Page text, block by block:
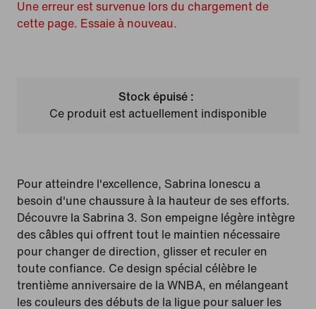
Une erreur est survenue lors du chargement de
cette page. Essaie à nouveau.
Stock épuisé :
Ce produit est actuellement indisponible
Pour atteindre l'excellence, Sabrina Ionescu a
besoin d'une chaussure à la hauteur de ses efforts.
Découvre la Sabrina 3. Son empeigne légère intègre
des câbles qui offrent tout le maintien nécessaire
pour changer de direction, glisser et reculer en
toute confiance. Ce design spécial célèbre le
trentième anniversaire de la WNBA, en mélangeant
les couleurs des débuts de la ligue pour saluer les